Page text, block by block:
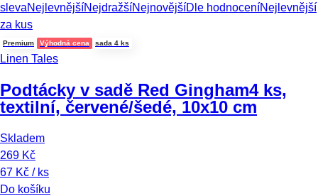
slevaNejlevnějšíNejdražšíNejnovějšíDle hodnoceníNejlevnější
za kus
Premium Výhodná cena sada 4 ks
Linen Tales
Podtácky v sadě Red Gingham4 ks,
textilní, červené/šedé, 10x10 cm
Skladem
269 Kč
67 Kč / ks
Do košíku